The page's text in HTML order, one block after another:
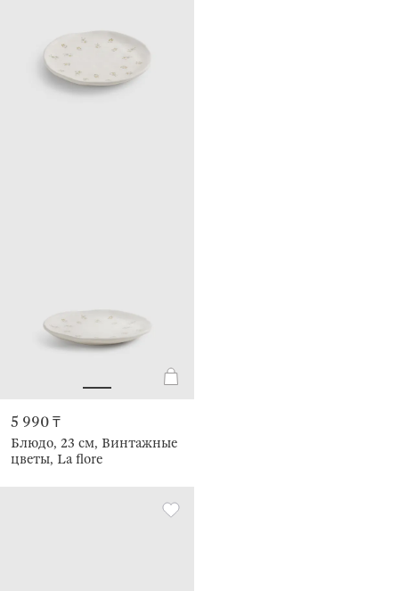
5 990 ₸
Блюдо, 23 см, Винтажные
цветы, La flore